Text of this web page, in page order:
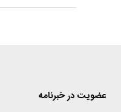
عضویت در خبرنامه